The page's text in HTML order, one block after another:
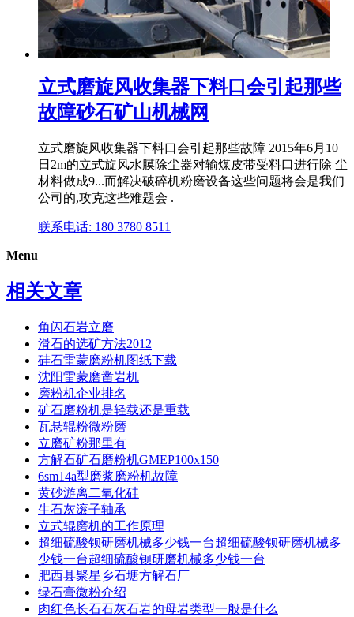
立式磨旋风收集器下料口会引起那些
故障砂石矿山机械网
立式磨旋风收集器下料口会引起那些故障 2015年6月10
日2m的立式旋风水膜除尘器对输煤皮带受料口进行除 尘
材料做成9...而解决破碎机粉磨设备这些问题将会是我们
公司的,攻克这些难题会 .
联系电话: 180 3780 8511
Menu
相关文章
角闪石岩立磨
滑石的选矿方法2012
硅石雷蒙磨粉机图纸下载
沈阳雷蒙磨凿岩机
磨粉机企业排名
矿石磨粉机是轻载还是重载
瓦悬辊粉微粉磨
立磨矿粉那里有
方解石矿石磨粉机GMEP100x150
6sm14a型磨浆磨粉机故障
黄砂游离二氧化硅
生石灰滚子轴承
立式辊磨机的工作原理
超细硫酸钡研磨机械多少钱一台超细硫酸钡研磨机械多
少钱一台超细硫酸钡研磨机械多少钱一台
肥西县聚星乡石塘方解石厂
绿石膏微粉介绍
肉红色长石石灰石岩的母岩类型一般是什么